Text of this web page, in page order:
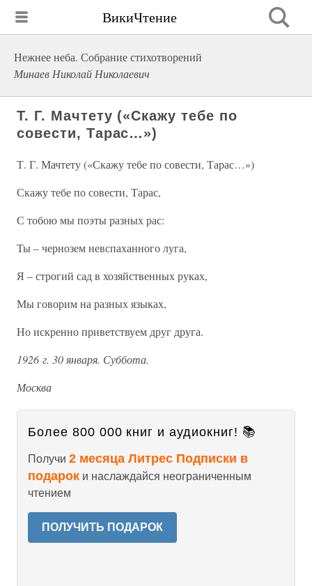
ВикиЧтение
Нежнее неба. Собрание стихотворений
Минаев Николай Николаевич
Т. Г. Мачтету («Скажу тебе по
совести, Тарас…»)
Т. Г. Мачтету («Скажу тебе по совести, Тарас…»)
Скажу тебе по совести, Тарас,
С тобою мы поэты разных рас:
Ты – чернозем невспаханного луга,
Я – строгий сад в хозяйственных руках,
Мы говорим на разных языках,
Но искренно приветствуем друг друга.
1926 г. 30 января. Суббота.
Москва
Более 800 000 книг и аудиокниг! 📚
Получи 2 месяца Литрес Подписки в
подарок и наслаждайся неограниченным
чтением
ПОЛУЧИТЬ ПОДАРОК